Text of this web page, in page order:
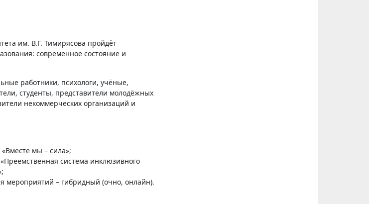
современное состояние и
работники, психологи, учёные,
студенты, представители молодёжных
некоммерческих организаций и
мы – сила»;
система инклюзивного
мероприятий – гибридный (очно, онлайн).